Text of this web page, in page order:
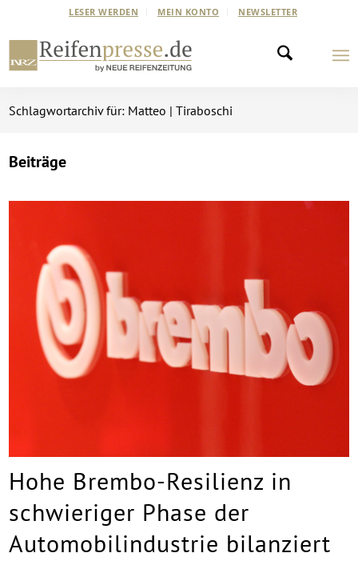
LESER WERDEN MEIN KONTO NEWSLETTER
Schlagwortarchiv für: Matteo | Tiraboschi
Beiträge
Hohe Brembo-Resilienz in
schwieriger Phase der
Automobilindustrie bilanziert